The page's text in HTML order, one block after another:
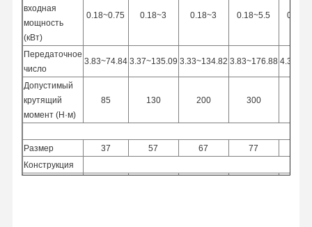
входная
мощность
(кВт)
0.18~0.75 0.18~3 0.18~3 0.18~5.5
Передаточное
число
3.83~74.84 3.37~135.09 3.33~134.82 3.83~176.88
Допустимый
крутящий
момент (Н·м)
85 130 200 300
Размер 37 57 67 77
Конструкция